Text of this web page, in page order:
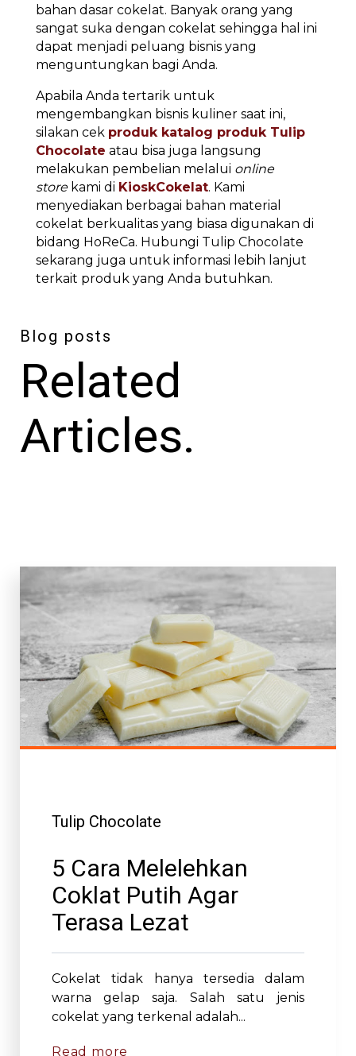
bahan dasar cokelat. Banyak orang yang
sangat suka dengan cokelat sehingga hal ini
dapat menjadi peluang bisnis yang
menguntungkan bagi Anda.
Apabila Anda tertarik untuk
mengembangkan bisnis kuliner saat ini,
silakan cek produk katalog produk Tulip
Chocolate atau bisa juga langsung
melakukan pembelian melalui online
storekami di KioskCokelat. Kami
menyediakan berbagai bahan material
cokelat berkualitas yang biasa digunakan di
bidang HoReCa. Hubungi Tulip Chocolate
sekarang juga untuk informasi lebih lanjut
terkait produk yang Anda butuhkan.
Blog posts
Related
Articles.
Tulip Chocolate
5 Cara Melelehkan
Coklat Putih Agar
Terasa Lezat
Cokelat tidak hanya tersedia dalam
warna gelap saja. Salah satu jenis
cokelat yang terkenal adalah...
Read more